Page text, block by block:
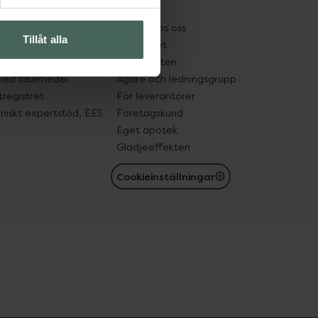
Tillåt alla
in gammal medicin
läkemedel
expertstöd, EES
Pressrum
Jobba hos oss
Hållbarhet
Samarbeten
Ägare och ledningsgrupp
För leverantörer
Företagskund
Eget apotek
Glädjeeffekten
Cookieinställningar